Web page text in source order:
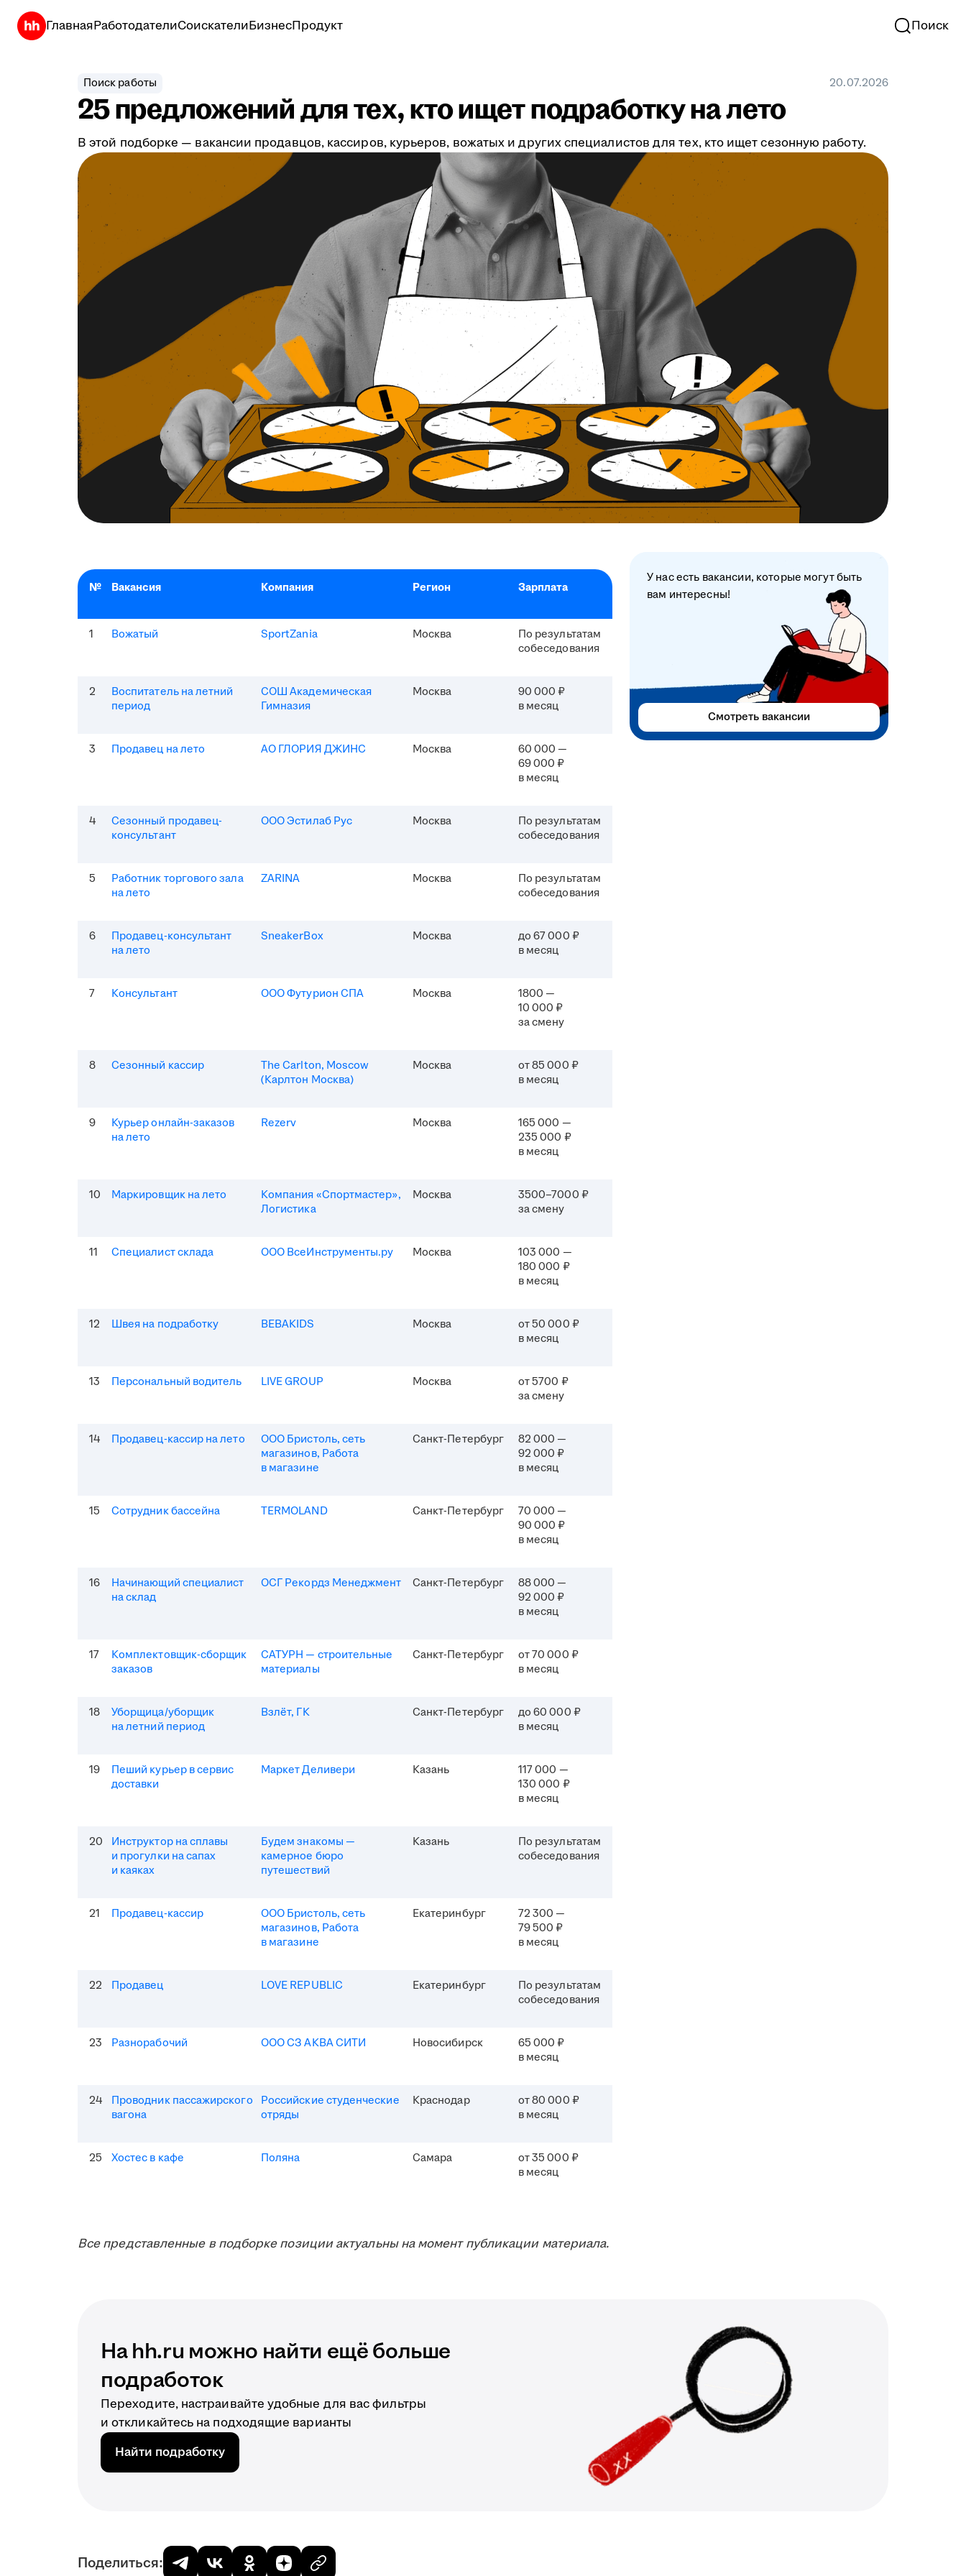
ГлавнаяРаботодателиСоискателиБизнесПродукт Поиск
Поиск работы 20.07.2026
25 предложений для тех, кто ищет подработку на лето
В этой подборке — вакансии продавцов, кассиров, курьеров, вожатых и других специалистов для тех, кто ищет сезонную работу.
№ Вакансия Компания Регион Зарплата
1 Вожатый SportZania Москва
По результатам
собеседования
2
Воспитатель на летний
период
СОШ Академическая
Гимназия
Москва
90 000 ₽
в месяц
3 Продавец на лето АО ГЛОРИЯ ДЖИНС Москва
60 000 —
69 000 ₽
в месяц
4
Сезонный продавец-
консультант
ООО Эстилаб Рус Москва
По результатам
собеседования
5
Работник торгового зала
на лето
ZARINA Москва
По результатам
собеседования
6
Продавец-консультант
на лето
SneakerBox Москва
до 67 000 ₽
в месяц
7 Консультант ООО Футурион СПА Москва
1800 —
10 000 ₽
за смену
8 Сезонный кассир
The Carlton, Moscow
(Карлтон Москва)
Москва
от 85 000 ₽
в месяц
9
Курьер онлайн-заказов
на лето
Rezerv Москва
165 000 —
235 000 ₽
в месяц
10 Маркировщик на лето
Компания «Спортмастер»,
Логистика
Москва
3500–7000 ₽
за смену
11 Специалист склада ООО ВсеИнструменты.ру Москва
103 000 —
180 000 ₽
в месяц
12 Швея на подработку BEBAKIDS Москва
от 50 000 ₽
в месяц
13 Персональный водитель LIVE GROUP Москва
от 5700 ₽
за смену
14 Продавец-кассир на лето
ООО Бристоль, сеть
магазинов, Работа
в магазине
Санкт-Петербург
82 000 —
92 000 ₽
в месяц
15 Сотрудник бассейна TERMOLAND Санкт-Петербург
70 000 —
90 000 ₽
в месяц
16
Начинающий специалист
на склад
ОСГ Рекордз Менеджмент Санкт-Петербург
88 000 —
92 000 ₽
в месяц
17
Комплектовщик-сборщик
заказов
САТУРН — строительные
материалы
Санкт-Петербург
от 70 000 ₽
в месяц
18
Уборщица/уборщик
на летний период
Взлёт, ГК Санкт-Петербург
до 60 000 ₽
в месяц
19
Пеший курьер в сервис
доставки
Маркет Деливери Казань
117 000 —
130 000 ₽
в месяц
20
Инструктор на сплавы
и прогулки на сапах
и каяках
Будем знакомы —
камерное бюро
путешествий
Казань
По результатам
собеседования
21 Продавец-кассир
ООО Бристоль, сеть
магазинов, Работа
в магазине
Екатеринбург
72 300 —
79 500 ₽
в месяц
22 Продавец LOVE REPUBLIC Екатеринбург
По результатам
собеседования
23 Разнорабочий ООО СЗ АКВА СИТИ Новосибирск
65 000 ₽
в месяц
24
Проводник пассажирского
вагона
Российские студенческие
отряды
Краснодар
от 80 000 ₽
в месяц
25 Хостес в кафе Поляна Самара
от 35 000 ₽
в месяц
Все представленные в подборке позиции актуальны на момент публикации материала.
У нас есть вакансии, которые могут быть
вам интересны!
Смотреть вакансии
На hh.ru можно найти ещё больше
подработок
Переходите, настраивайте удобные для вас фильтры
и откликайтесь на подходящие варианты
Найти подработку
Поделиться: